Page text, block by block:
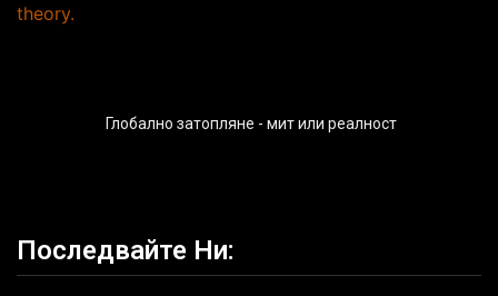
Глобално затопляне - мит или реалност
Последвайте Ни: